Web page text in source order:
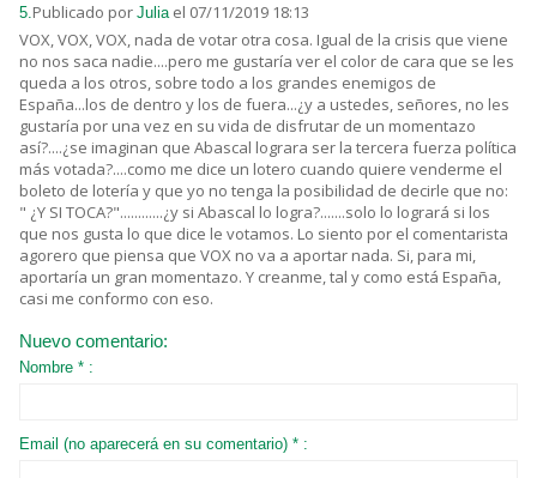
5. Publicado por Julia el 07/11/2019 18:13
VOX, VOX, VOX, nada de votar otra cosa. Igual de la crisis que viene
no nos saca nadie....pero me gustaría ver el color de cara que se les
queda a los otros, sobre todo a los grandes enemigos de
España...los de dentro y los de fuera...¿y a ustedes, señores, no les
gustaría por una vez en su vida de disfrutar de un momentazo
así?....¿se imaginan que Abascal lograra ser la tercera fuerza política
más votada?....como me dice un lotero cuando quiere venderme el
boleto de lotería y que yo no tenga la posibilidad de decirle que no:
" ¿Y SI TOCA?"............¿y si Abascal lo logra?.......solo lo logrará si los
que nos gusta lo que dice le votamos. Lo siento por el comentarista
agorero que piensa que VOX no va a aportar nada. Si, para mi,
aportaría un gran momentazo. Y creanme, tal y como está España,
casi me conformo con eso.
Nuevo comentario:
Nombre * :
Email (no aparecerá en su comentario) * :